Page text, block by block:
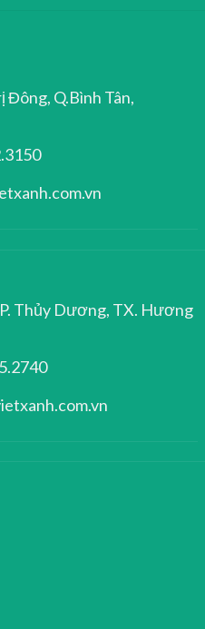
Đông, Q.Bình Tân,
Thủy Dương, TX. Hương